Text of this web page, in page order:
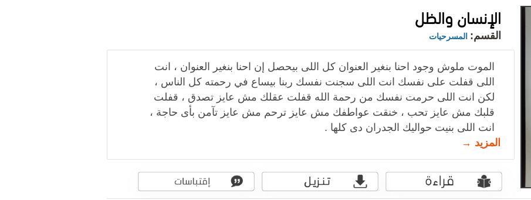
الإنسان والظل
القسم: المسرحيات
الموت ملوش وجود احنا بنغير العنوان كل اللى بيحصل إن احنا بنغير العنوان ، انت
اللى قفلت على نفسك انت اللى سجنت نفسك ربنا بيساع في رحمته كل الناس ،
لكن انت اللى حرمت نفسك من رحمة الله قفلت عقلك مش عايز تصدق ، قفلت
قلبك مش عايز تحب ، خنقت عواطفك مش عايز ترحم مش عايز تآمن بأى حاجة ،
انت اللى بنيت حواليك الجدران دى كلها .
المزيد →